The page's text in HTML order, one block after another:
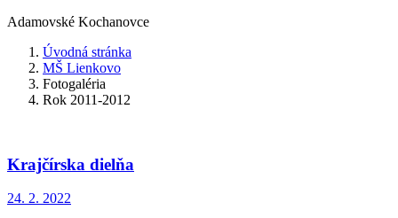
Adamovské Kochanovce
Úvodná stránka
MŠ Lienkovo
Fotogaléria
Rok 2011-2012
Krajčírska dielňa
24. 2. 2022